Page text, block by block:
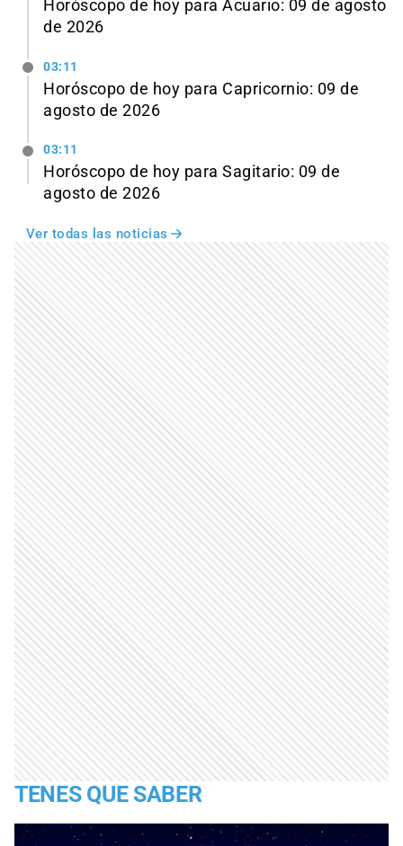
Horóscopo de hoy para Acuario: 09 de agosto
de 2026
03:11
Horóscopo de hoy para Capricornio: 09 de
agosto de 2026
03:11
Horóscopo de hoy para Sagitario: 09 de
agosto de 2026
Ver todas las noticias
TENES QUE SABER